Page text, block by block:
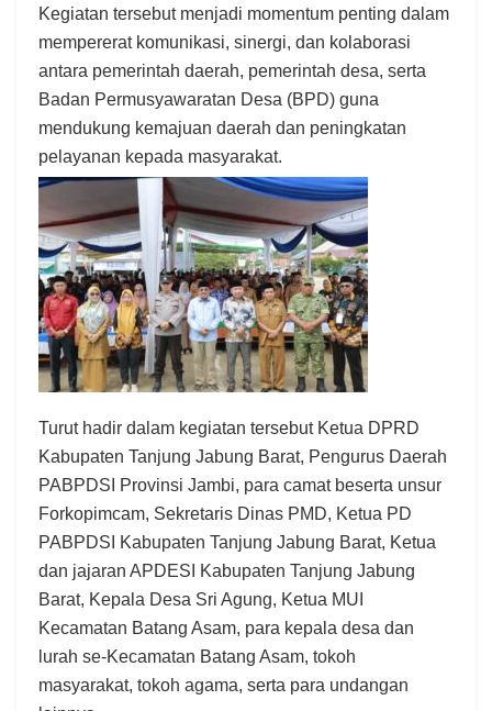
Kegiatan tersebut menjadi momentum penting dalam
mempererat komunikasi, sinergi, dan kolaborasi
antara pemerintah daerah, pemerintah desa, serta
Badan Permusyawaratan Desa (BPD) guna
mendukung kemajuan daerah dan peningkatan
pelayanan kepada masyarakat.
Turut hadir dalam kegiatan tersebut Ketua DPRD
Kabupaten Tanjung Jabung Barat, Pengurus Daerah
PABPDSI Provinsi Jambi, para camat beserta unsur
Forkopimcam, Sekretaris Dinas PMD, Ketua PD
PABPDSI Kabupaten Tanjung Jabung Barat, Ketua
dan jajaran APDESI Kabupaten Tanjung Jabung
Barat, Kepala Desa Sri Agung, Ketua MUI
Kecamatan Batang Asam, para kepala desa dan
lurah se-Kecamatan Batang Asam, tokoh
masyarakat, tokoh agama, serta para undangan